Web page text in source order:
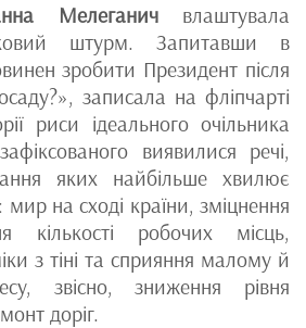
Мелеганичвлаштувала
штурм. Запитавши в
зробити Президент після
записала на фліпчарті
риси ідеального очільника
виявилися речі,
яких найбільше хвилює
на сході країни, зміцнення
кількості робочих місць,
з тіні та сприяння малому й
звісно, зниження рівня
доріг.